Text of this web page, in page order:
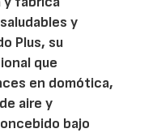
y
Plus, su
que
en domótica,
aire y
bajo